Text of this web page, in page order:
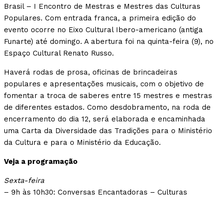
Brasil – I Encontro de Mestras e Mestres das Culturas
Populares. Com entrada franca, a primeira edição do
evento ocorre no Eixo Cultural Ibero-americano (antiga
Funarte) até domingo. A abertura foi na quinta-feira (9), no
Espaço Cultural Renato Russo.
Haverá rodas de prosa, oficinas de brincadeiras
populares e apresentações musicais, com o objetivo de
fomentar a troca de saberes entre 15 mestres e mestras
de diferentes estados. Como desdobramento, na roda de
encerramento do dia 12, será elaborada e encaminhada
uma Carta da Diversidade das Tradições para o Ministério
da Cultura e para o Ministério da Educação.
Veja a programação
Sexta-feira
– 9h às 10h30: Conversas Encantadoras – Culturas